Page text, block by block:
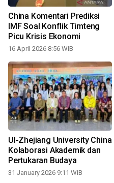
China Komentari Prediksi
IMF Soal Konflik Timteng
Picu Krisis Ekonomi
16 April 2026 8:56 WIB
UI-Zhejiang University China
Kolaborasi Akademik dan
Pertukaran Budaya
31 January 2026 9:11 WIB